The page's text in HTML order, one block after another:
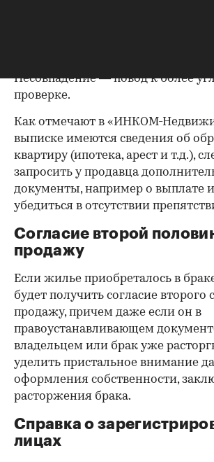
Несовпадение — повод к более
проверке.
Как отмечают в «ИНКОМ-
выписке имеются сведения об
квартиру (ипотека, арест и т.д.),
запросить у продавца
документы, например о выплате
убедиться в отсутствии
Согласие второй
продажу
Если жилье приобреталось в
будет получить согласие второго
продажу, причем даже если он в
правоустанавливающем
владельцем или брак уже
уделить пристальное внимание
оформления собственности,
расторжения брака.
Справка о
лицах